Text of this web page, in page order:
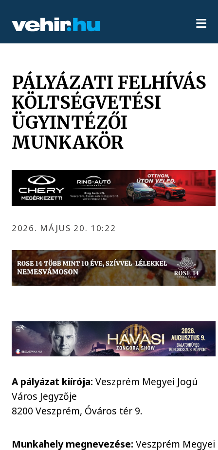
PÁLYÁZATI FELHÍVÁS
KÖLTSÉGVETÉSI
ÜGYINTÉZŐI
MUNKAKÖR
2026. MÁJUS 20. 10:22
A pályázat kiírója: Veszprém Megyei Jogú
Város Jegyzője
8200 Veszprém, Óváros tér 9.
Munkahely megnevezése: Veszprém Megyei